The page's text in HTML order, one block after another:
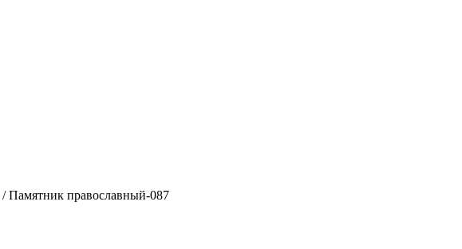
/ Памятник православный-087